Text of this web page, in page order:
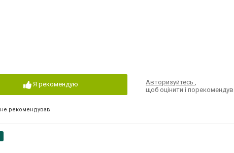
Я рекомендую
рекомендував
Авторизуйтесь,
щоб оцінити і